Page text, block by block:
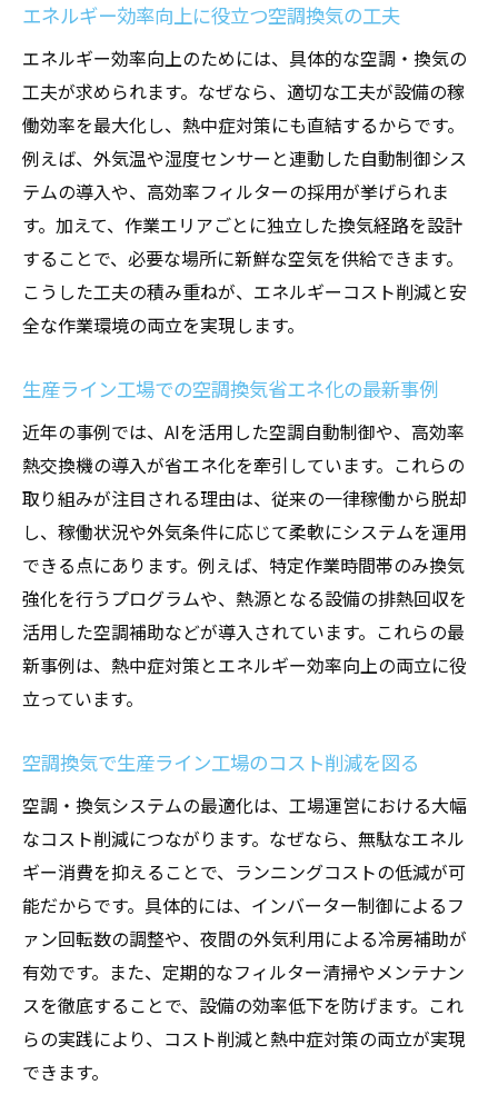
エネルギー効率向上に役立つ空調換気の工夫
エネルギー効率向上のためには、具体的な空調・換気の
工夫が求められます。なぜなら、適切な工夫が設備の稼
働効率を最大化し、熱中症対策にも直結するからです。
例えば、外気温や湿度センサーと連動した自動制御シス
テムの導入や、高効率フィルターの採用が挙げられま
す。加えて、作業エリアごとに独立した換気経路を設計
することで、必要な場所に新鮮な空気を供給できます。
こうした工夫の積み重ねが、エネルギーコスト削減と安
全な作業環境の両立を実現します。
生産ライン工場での空調換気省エネ化の最新事例
近年の事例では、AIを活用した空調自動制御や、高効率
熱交換機の導入が省エネ化を牽引しています。これらの
取り組みが注目される理由は、従来の一律稼働から脱却
し、稼働状況や外気条件に応じて柔軟にシステムを運用
できる点にあります。例えば、特定作業時間帯のみ換気
強化を行うプログラムや、熱源となる設備の排熱回収を
活用した空調補助などが導入されています。これらの最
新事例は、熱中症対策とエネルギー効率向上の両立に役
立っています。
空調換気で生産ライン工場のコスト削減を図る
空調・換気システムの最適化は、工場運営における大幅
なコスト削減につながります。なぜなら、無駄なエネル
ギー消費を抑えることで、ランニングコストの低減が可
能だからです。具体的には、インバーター制御によるフ
ァン回転数の調整や、夜間の外気利用による冷房補助が
有効です。また、定期的なフィルター清掃やメンテナン
スを徹底することで、設備の効率低下を防げます。これ
らの実践により、コスト削減と熱中症対策の両立が実現
できます。